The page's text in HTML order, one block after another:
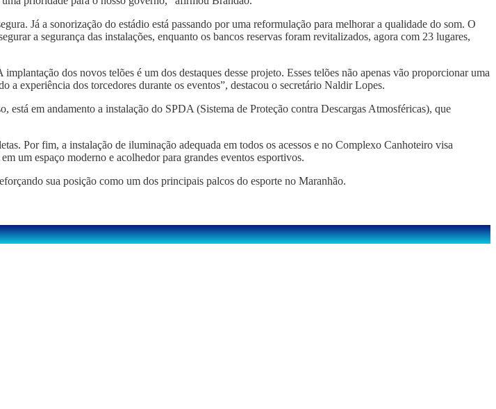
Já a sonorização do estádio está passando por uma reformulação para melhorar a qualidade do som. O
a segurança das instalações, enquanto os bancos reservas foram revitalizados, agora com 23 lugares,
dos novos telões é um dos destaques desse projeto. Esses telões não apenas vão proporcionar uma
experiência dos torcedores durante os eventos”, destacou o secretário Naldir Lopes.
em andamento a instalação do SPDA (Sistema de Proteção contra Descargas Atmosféricas), que
Por fim, a instalação de iluminação adequada em todos os acessos e no Complexo Canhoteiro visa
um espaço moderno e acolhedor para grandes eventos esportivos.
sua posição como um dos principais palcos do esporte no Maranhão.